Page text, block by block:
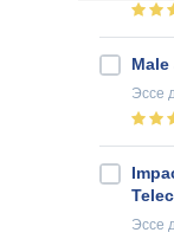
Эссе
Эссе